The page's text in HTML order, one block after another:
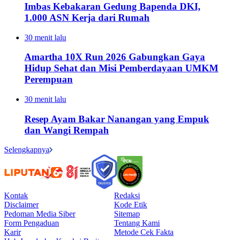
Imbas Kebakaran Gedung Bapenda DKI,
1.000 ASN Kerja dari Rumah
30 menit lalu
Amartha 10X Run 2026 Gabungkan Gaya
Hidup Sehat dan Misi Pemberdayaan UMKM
Perempuan
30 menit lalu
Resep Ayam Bakar Nanangan yang Empuk
dan Wangi Rempah
Selengkapnya
Kontak
Redaksi
Disclaimer
Kode Etik
Pedoman Media Siber
Sitemap
Form Pengaduan
Tentang Kami
Karir
Metode Cek Fakta